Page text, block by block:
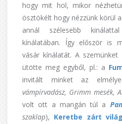
hogy mit hol, mikor
ösztökélt hogy nézzünk körül
annál szélesebb
kínálatában. Így először is
vásár kínálatát. A
ütötte meg egyből, pl.: a
invitált minket az
vámpírvadász, Grimm mesék,
volt ott a mangán túl a
szaklap), Keretbe zárt világ